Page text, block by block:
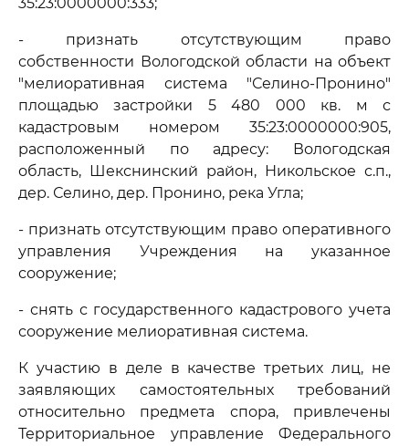
- признать отсутствующим право
собственности Вологодской области на объект
"мелиоративная система "Селино-Пронино"
площадью застройки 5 480 000 кв. м с
кадастровым номером 35:23:0000000:905,
расположенный по адресу: Вологодская
область, Шекснинский район, Никольское с.п.,
дер. Селино, дер. Пронино, река Угла;
- признать отсутствующим право оперативного
управления Учреждения на указанное
сооружение;
- снять с государственного кадастрового учета
сооружение мелиоративная система.
К участию в деле в качестве третьих лиц, не
заявляющих самостоятельных требований
относительно предмета спора, привлечены
Территориальное управление Федерального